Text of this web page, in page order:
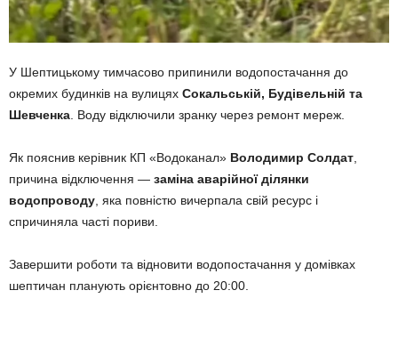
У Шептицькому тимчасово припинили водопостачання до
окремих будинків на вулицях Сокальській, Будівельній та
Шевченка . Воду відключили зранку через ремонт мереж.
Як пояснив керівник КП «Водоканал» Володимир Солдат
причина відключення — заміна аварійної ділянки
водопроводу , яка повністю вичерпала свій ресурс і
спричиняла часті пориви.
Завершити роботи та відновити водопостачання у домівках
шептичан планують орієнтовно до 20:00.